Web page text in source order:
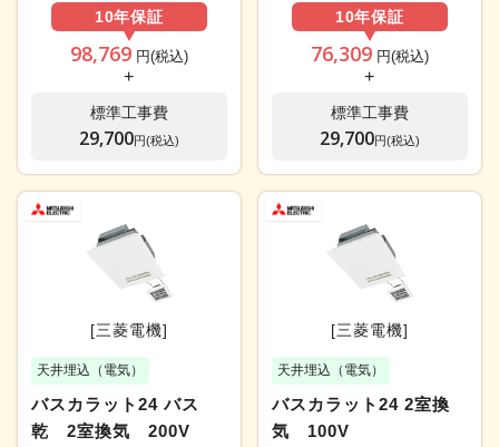
10年保証
98,769 円(税込)
+
標準工事費
29,700円(税込)
10年保証
76,309 円(税込)
+
標準工事費
29,700円(税込)
[三菱電機]
天井埋込（電気）
バスカラット24 バス
乾 2室換気 200V
[三菱電機]
天井埋込（電気）
バスカラット24 2室換
気 100V